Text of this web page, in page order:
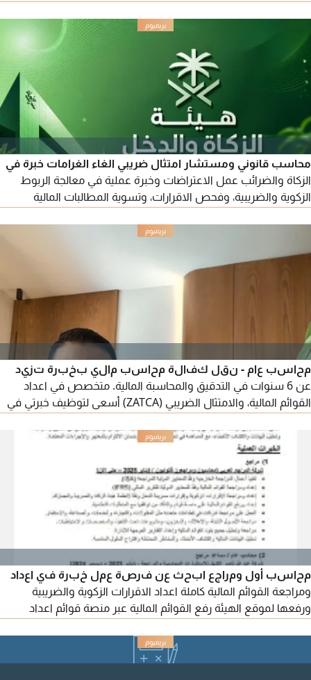
المحاسبية. متاح للعمل داخل المملكة العربية السعودية الانتقال الى
أي مدينة متواجد حاليا في المدينة المنورة اقابة سارية قابلة للنقل
محاسب قانوني ومستشار امتثال ضريبي الغاء الغرامات خبرة في
الزكاة والضرائب عمل الاعتراضات وخبرة عملية في معالجة الربوط
الزكوية والضريبية، وفحص الاقرارات، وتسوية المطالبات المالية
متراكمة وحلول فورية قانونية نظامية
محاسب عام - نقل كفالة محاسب مالي بخبرة تزيد
عن 6 سنوات في التدقيق والمحاسبة المالية. متخصص في اعداد
القوائم المالية، والامتثال الضريبي (ZATCA) أسعى لتوظيف خبرتي في
المؤسسة اعداد القوائم المالية (قائمة الدخل - قائمة المركز المالي)
اعداد ضريبة القيمة المضافة ورفعها علي هيئة موقع الزكاة والدخل
وإجراء الفحص الضريبي ومتابعة اجراءات وطلبات الاسترداد
محاسب أول ومراجع ابحث عن فرصة عمل خبرة في اعداد
ومراجعة القوائم المالية كاملة اعداد الاقرارات الزكوية والضريبية
ورفعها لموقع الهيئة رفع القوائم المالية عبر منصة قوائم اعداد
اعداد التقارير المالية تقييم الرقابة الداخلية تنفيذ جميع عمليات
المراجعة خبرة في استخدام برامج Erp (أودو - دفترة - قيود) جاهز